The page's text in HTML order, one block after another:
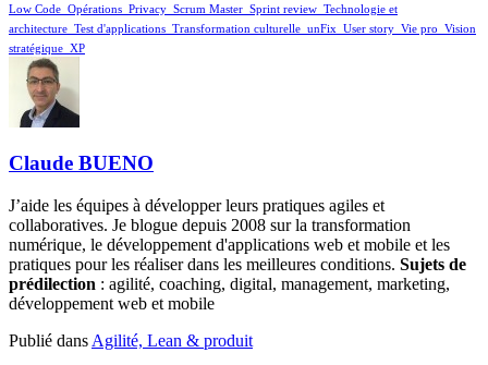
Low Code _Opérations _Privacy _Scrum Master _Sprint review _Technologie et
architecture _Test d'applications _Transformation culturelle _unFix _User story _Vie pro _Vision
stratégique _XP
Claude BUENO
J’aide les équipes à développer leurs pratiques agiles et
collaboratives. Je blogue depuis 2008 sur la transformation
numérique, le développement d'applications web et mobile et les
pratiques pour les réaliser dans les meilleures conditions. Sujets de
prédilection : agilité, coaching, digital, management, marketing,
développement web et mobile
Publié dans Agilité, Lean & produit